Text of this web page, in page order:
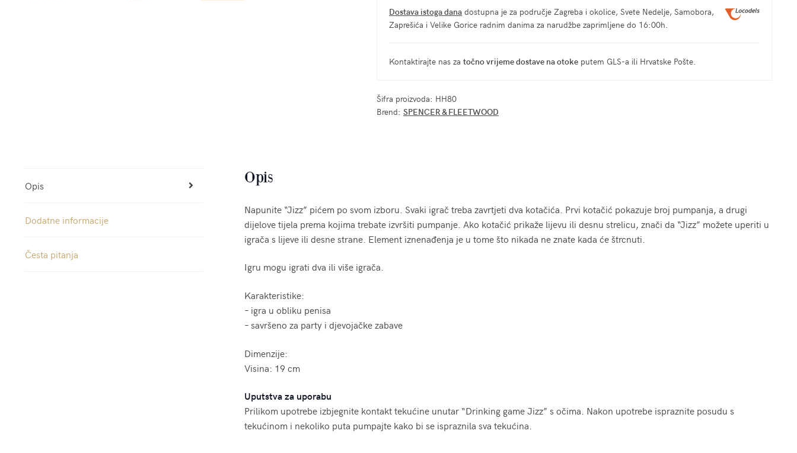
Dostava istoga danadostupna je za područje Zagreba i okolice, Svete Nedelje, Samobora,
Zaprešića i Velike Gorice radnim danima za narudžbe zaprimljene do 16:00h.
Kontaktirajte nas za točno vrijeme dostave na otokeputem GLS-a ili Hrvatske Pošte.
Šifra proizvoda: HH80
Brend: SPENCER & FLEETWOOD
Opis
Dodatne informacije
Česta pitanja
Opis
Napunite “Jizz” pićem po svom izboru. Svaki igrač treba zavrtjeti dva kotačića. Prvi kotačić pokazuje broj pumpanja, a drugi
dijelove tijela prema kojima trebate izvršiti pumpanje. Ako kotačić prikaže lijevu ili desnu strelicu, znači da “Jizz” možete uperiti u
igrača s lijeve ili desne strane. Element iznenađenja je u tome što nikada ne znate kada će štrcnuti.
Igru mogu igrati dva ili više igrača.
Karakteristike:
– igra u obliku penisa
– savršeno za party i djevojačke zabave
Dimenzije:
Visina: 19 cm
Uputstva za uporabu
Prilikom upotrebe izbjegnite kontakt tekućine unutar “Drinking game Jizz” s očima. Nakon upotrebe ispraznite posudu s
tekućinom i nekoliko puta pumpajte kako bi se ispraznila sva tekućina.